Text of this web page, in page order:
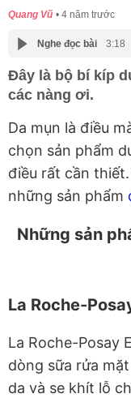
Quang Vũ 4 năm trước
Nghe đọc bài 3:18
Đây là bộ bí kíp
các nàng ơi.
Da mụn là điều
chọn sản phẩm
điều rất cần
những sản phẩm
Những sản
La Roche-
La Roche-Posay
dòng sữa rửa
da và se khít lỗ